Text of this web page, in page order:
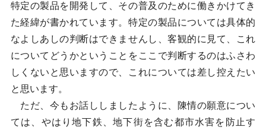
特定の製品を開発して、その普及のために働きかけてき
た経緯が書かれています。特定の製品については具体的
なよしあしの判断はできませんし、客観的に見て、これ
についてどうかということをここで判断するのはふさわ
しくないと思いますので、これについては差し控えたい
と思います。
ただ、今もお話ししましたように、陳情の願意につい
ては、やはり地下鉄、地下街を含む都市水害を防止す